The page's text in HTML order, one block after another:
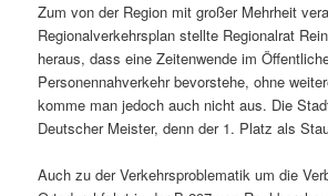
Zum von der Region mit großer Mehrheit
Regionalverkehrsplan stellte Regionalrat
heraus, dass eine Zeitenwende im
Personennahverkehr bevorstehe, ohne
komme man jedoch auch nicht aus. Die
Deutscher Meister, denn der 1. Platz als
Auch zu der Verkehrsproblematik um die